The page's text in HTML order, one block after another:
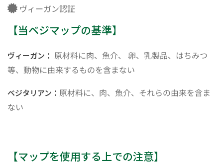
ヴィーガン認証
【当ベジマップの基準】
ヴィーガン： 原材料に肉、魚介、 卵、乳製品、はちみつ
等、動物に由来するものを含まない
ベジタリアン： 原材料に、肉、魚介、それらの由来を含ま
ない
【マップを使用する上での注意】